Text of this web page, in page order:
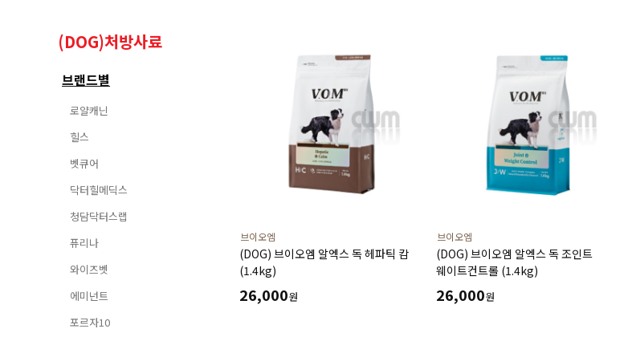
(DOG)처방사료
브랜드별
로얄캐닌
힐스
벳큐어
닥터힐메딕스
청담닥터스랩
퓨리나
와이즈벳
에미넌트
포르자10
브이오엠
(DOG) 브이오엠 알엑스 독 헤파틱 캄
(1.4kg)
26,000원
브이오엠
(DOG) 브이오엠 알엑스 독 조인트
웨이트컨트롤 (1.4kg)
26,000원